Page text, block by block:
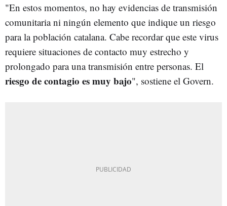
"En estos momentos, no hay evidencias de transmisión
comunitaria ni ningún elemento que indique un riesgo
para la población catalana. Cabe recordar que este virus
requiere situaciones de contacto muy estrecho y
prolongado para una transmisión entre personas. El
riesgo de contagio es muy bajo", sostiene el Govern.